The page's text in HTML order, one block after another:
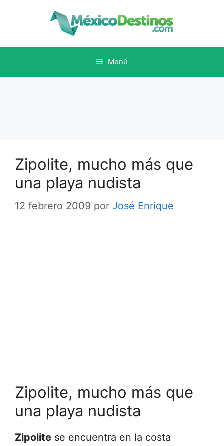
Menú
Zipolite, mucho más que
una playa nudista
12 febrero 2009 por José Enrique
Zipolite, mucho más que
una playa nudista
Zipolite se encuentra en la costa